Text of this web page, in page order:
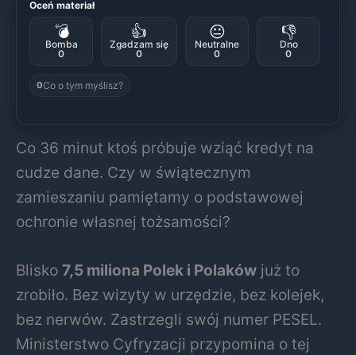
Oceń materiał
💣
Bomba
0
👍
Zgadzam się
0
😐
Neutralne
0
👎
Dno
0
0Co o tym myślisz?
Co 36 minut ktoś próbuje wziąć kredyt na
cudze dane. Czy w świątecznym
zamieszaniu pamiętamy o podstawowej
ochronie własnej tożsamości?
Blisko 7,5 miliona Polek i Polaków już to
zrobiło. Bez wizyty w urzędzie, bez kolejek,
bez nerwów. Zastrzegli swój numer PESEL.
Ministerstwo Cyfryzacji przypomina o tej